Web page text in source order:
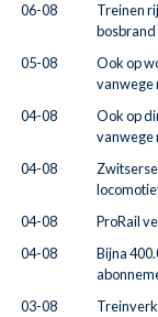
06-08
Treinen
bosbrand
05-08
Ook op
vanwege
04-08
Ook op
vanwege
04-08
04-08
ProRail
04-08
Bijna
03-08